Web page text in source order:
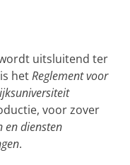
uitsluitend ter
hetReglement voor
voor zover
en diensten
.